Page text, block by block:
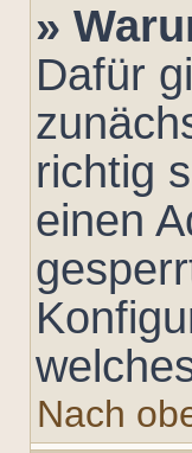
»
Dafür
richtig
einen
Nach